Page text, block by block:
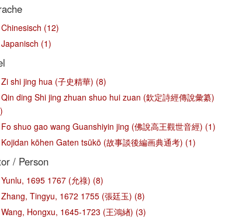
Chinesisch (12)
Japanisch (1)
Zi shi jing hua (子史精華) (8)
Qin ding Shi jing zhuan shuo hui zuan (欽定詩經傳說彙纂)
Fo shuo gao wang Guanshiyin jing (佛說高王觀世音經) (1)
Kojidan kōhen Gaten tsūkō (故事談後編画典通考) (1)
/ Person
Yunlu, 1695 1767 (允祿) (8)
Zhang, Tingyu, 1672 1755 (張廷玉) (8)
Wang, Hongxu, 1645-1723 (王鴻緖) (3)